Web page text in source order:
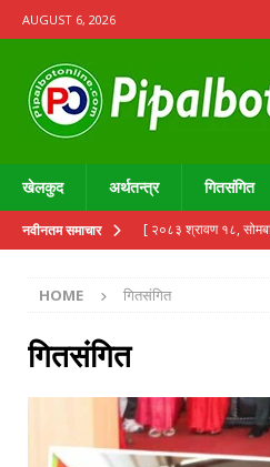
AUGUST 6, 2026
खेलकुद अर्थतन्त्र गितसंगित
नवीनतम समाचार [ २०८३ श्रावण १८,
[ २०८३ असार ३१,
२९४ नागरिक लाभान्वित
[ २०८३ श्रावण १८,
HOME गितसंगित
गितसंगित